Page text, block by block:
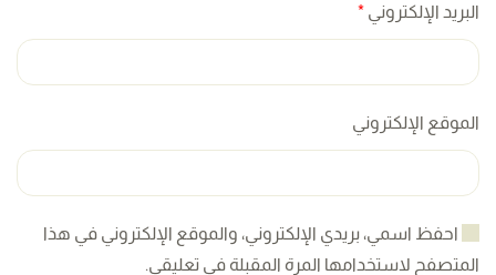
البريد الإلكتروني *
الموقع الإلكتروني
احفظ اسمي، بريدي الإلكتروني، والموقع الإلكتروني في هذا
المتصفح لاستخدامها المرة المقبلة في تعليقي.